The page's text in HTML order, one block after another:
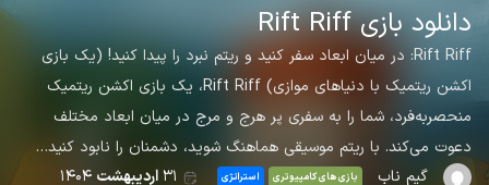
دانلود بازی Rift Riff
Rift Riff: در میان ابعاد سفر کنید و ریتم نبرد را پیدا کنید! (یک بازی
اکشن ریتمیک با دنیاهای موازی) Rift Riff، یک بازی اکشن ریتمیک
منحصربه‌فرد، شما را به سفری پر هرج و مرج در میان ابعاد مختلف
دعوت می‌کند. با ریتم موسیقی هماهنگ شوید، دشمنان را نابود کنید…
گیم ناب
بازی های کامپیوتری استراتژی ۳۱اردیبهشت ۱۴۰۴